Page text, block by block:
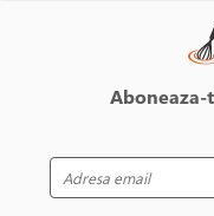
Aboneaza-